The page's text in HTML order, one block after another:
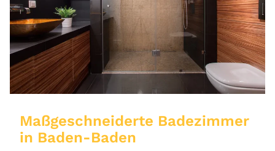
Maßgeschneiderte Badezimmer
in Baden-Baden